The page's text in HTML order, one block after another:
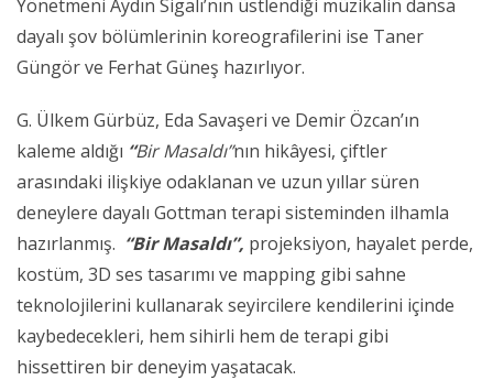
Yönetmeni Aydın Sigalı’nın üstlendiği müzikalin dansa
dayalı şov bölümlerinin koreografilerini ise Taner
Güngör ve Ferhat Güneş hazırlıyor.
G. Ülkem Gürbüz, Eda Savaşeri ve Demir Özcan’ın
kaleme aldığı “Bir Masaldı”nın hikâyesi, çiftler
arasındaki ilişkiye odaklanan ve uzun yıllar süren
deneylere dayalı Gottman terapi sisteminden ilhamla
hazırlanmış. “Bir Masaldı”, projeksiyon, hayalet perde,
kostüm, 3D ses tasarımı ve mapping gibi sahne
teknolojilerini kullanarak seyircilere kendilerini içinde
kaybedecekleri, hem sihirli hem de terapi gibi
hissettiren bir deneyim yaşatacak.